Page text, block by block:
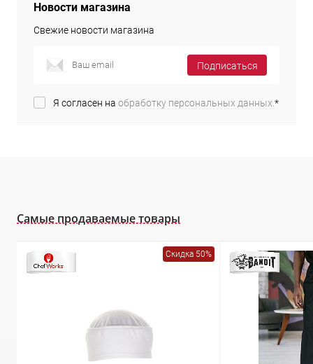
Новости магазина
Свежие новости магазина
Подписаться
Я согласен на обработку персональных данных.*
Самые продаваемые товары
Скидка 50%